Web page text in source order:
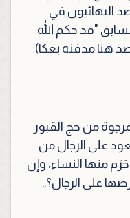
البهائيون في
"قد حكم الله
هنا مدفنه بعكا)
من حج القبور
على الرجال من
منها النساء، وإن
على الرجال؟..